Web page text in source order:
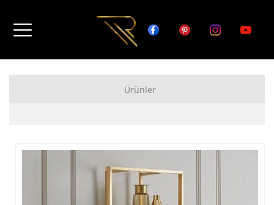
Ürünler
FERFORJE GARAJ KAPISI MODELLERİ
FERFORJE DUVAR ÜSTÜ KORKULUK MODELLERİ